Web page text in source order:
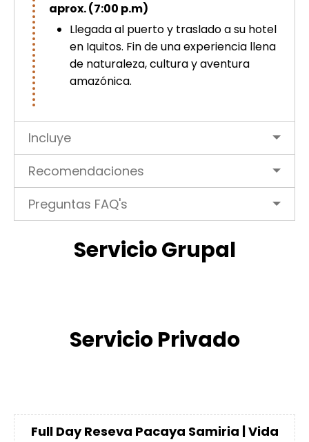
aprox. (7:00 p.m)
Llegada al puerto y traslado a su hotel
en Iquitos. Fin de una experiencia llena
de naturaleza, cultura y aventura
amazónica.
Incluye
Recomendaciones
Preguntas FAQ's
Servicio Grupal
Servicio Privado
Full Day Reseva Pacaya Samiria | Vida